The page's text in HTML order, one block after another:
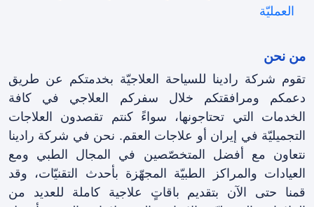
العمليّة
من نحن
تقوم شركة رادينا للسياحة العلاجيّة بخدمتكم عن طريق
دعمكم ومرافقتکم خلال سفرکم العلاجي في كافة
الخدمات التي تحتاجونها، سواءً كنتم تقصدون العلاجات
التجميليّة في إيران أو علاجات العقم. نحن في شركة رادينا
نتعاون مع أفضل المتخصّصين في المجال الطبي ومع
العيادات والمراكز الطبيّة المجهّزة بأحدث التقنيّات، وقد
قمنا حتى الآن بتقديم باقاتٍ علاجية كاملة للعديد من